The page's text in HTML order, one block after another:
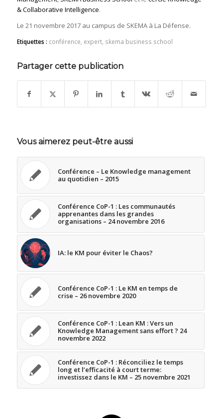
& Collaborative Intelligence.
Le 21 novembre 2017 au campus de SKEMA à La Défense.
Etiquettes : conférence expert, skema business school
Partager cette publication
Vous aimerez peut-être aussi
Conférence – Le Knowledge management
au quotidien – 2015
Conférence CoP-1 : Les communautés
apprenantes dans les grandes
organisations – 24 novembre 2016
IA: le KM pour éviter le Chaos?
Conférence CoP-1 : Le KM en temps de
crise – 26 novembre 2020
Conférence CoP-1 : Lean KM : Vers un
Knowledge Management sans effort ? 24
novembre 2022
Conférence CoP-1 : Réconciliez le temps
long et l’efficacité à court terme:
investissez dans le KM – 25 novembre 2021